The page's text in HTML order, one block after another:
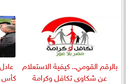
بالرقم القومي.. كيفية الاستعلام
عن شكاوى تكافل وكرامة
كأس